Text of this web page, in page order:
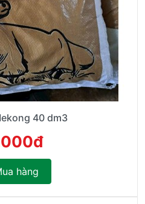
40 dm3
hàng